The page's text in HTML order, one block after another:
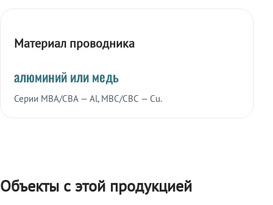
Материал проводника
алюминий или медь
Серии МВА/СВА — Al, МВС/СВС — Cu.
Объекты с этой продукцией